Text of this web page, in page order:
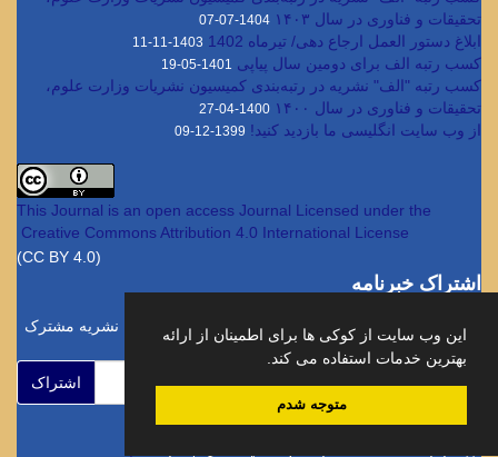
این وب سایت از کوکی ها برای اطمینان از ارائه
بهترین خدمات استفاده می کند.
متوجه شدم
تحقیقات و فناوری در سال ۱۴۰۳
1404-07-07
ابلاغ دستور العمل ارجاع دهی/ تیرماه 1402 1403-11-11
کسب رتبه الف برای دومین سال پیاپی 1401-05-19
کسب رتبه "الف" نشریه در رتبه‌بندی کمیسیون نشریات وزارت علوم،
تحقیقات و فناوری در سال ۱۴۰۰
1400-04-27
از وب سایت انگلیسی ما بازدید کنید! 1399-12-09
This Journal is an open access Journal Licensed under the
Creative Commons Attribution 4.0 International License
(CC BY 4.0)
اشتراک خبرنامه
برای دریافت اخبار و اطلاعیه های مهم نشریه در خبرنامه نشریه مشترک
شوید.
اشتراک